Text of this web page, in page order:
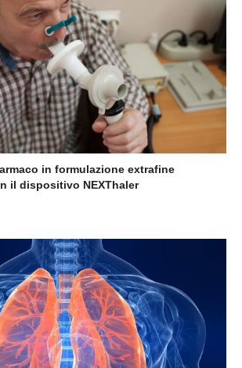
in formulazione extrafine
il dispositivo NEXThaler